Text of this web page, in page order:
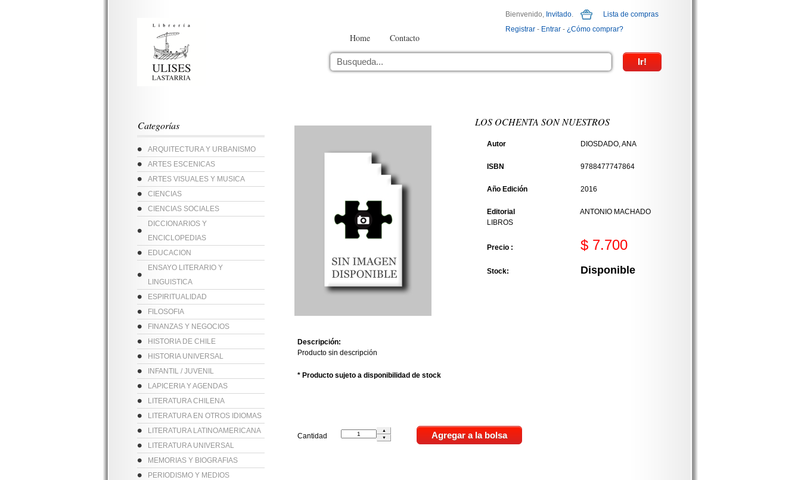
Home Contacto
Bienvenido, Invitado.
Lista de compras
Registrar - Entrar - ¿Cómo comprar?
Categorías
ARQUITECTURA Y URBANISMO
ARTES ESCENICAS
ARTES VISUALES Y MUSICA
CIENCIAS
CIENCIAS SOCIALES
DICCIONARIOS Y
ENCICLOPEDIAS
EDUCACION
ENSAYO LITERARIO Y
LINGUISTICA
ESPIRITUALIDAD
FILOSOFIA
FINANZAS Y NEGOCIOS
HISTORIA DE CHILE
HISTORIA UNIVERSAL
INFANTIL / JUVENIL
LAPICERIA Y AGENDAS
LITERATURA CHILENA
LITERATURA EN OTROS IDIOMAS
LITERATURA LATINOAMERICANA
LITERATURA UNIVERSAL
MEMORIAS Y BIOGRAFIAS
PERIODISMO Y MEDIOS
LOS OCHENTA SON NUESTROS
Autor DIOSDADO, ANA
ISBN 9788477747864
Año Edición 2016
Editorial
ANTONIO MACHADO
LIBROS
Precio : $ 7.700
Stock: Disponible
Descripción:
Producto sin descripción
* Producto sujeto a disponibilidad de stock
Cantidad